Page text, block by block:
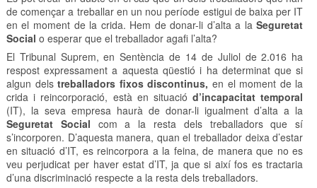
de començar a treballar en un nou període estigui de baixa per IT
en el moment de la crida. Hem de donar-li d’alta a laSeguretat
Social o esperar que el treballador agafi l’alta?
El Tribunal Suprem, en Sentència de 14 de Juliol de 2.016 ha
respost expressament a aquesta qüestió i ha determinat que si
algun delstreballadors fixos discontinus, en el moment de la
crida i reincorporació, està en situaciód’incapacitat temporal
(IT), la seva empresa haurà de donar-li igualment d’alta a la
Seguretat Social com a la resta dels treballadors que sí
s’incorporen. D’aquesta manera, quan el treballador deixa d’estar
en situació d’IT, es reincorpora a la feina, de manera que no es
veu perjudicat per haver estat d’IT, ja que si així fos es tractaria
d’una discriminació respecte a la resta dels treballadors.